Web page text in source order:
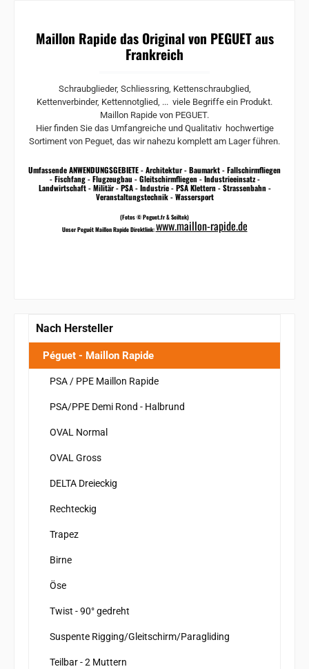
Maillon Rapide das Original von PEGUET aus
Frankreich
Schraubglieder, Schliessring, Kettenschraubglied,
Kettenverbinder, Kettennotglied, ... viele Begriffe ein Produkt.
Maillon Rapide von PEGUET.
Hier finden Sie das Umfangreiche und Qualitativ hochwertige
Sortiment von Peguet, das wir nahezu komplett am Lager führen.
Umfassende ANWENDUNGSGEBIETE - Architektur - Baumarkt - Fallschirmfliegen
- Fischfang - Flugzeugbau - Gleitschirmfliegen - Industrieeinsatz -
Landwirtschaft - Militär - PSA - Industrie - PSA Klettern - Strassenbahn -
Veranstaltungstechnik - Wassersport
(Fotos © Peguet.fr & Seiltek)
Unser Peguét Maillon Rapide Direktlink:www.maillon-rapide.de
Nach Hersteller
Péguet - Maillon Rapide
PSA / PPE Maillon Rapide
PSA/PPE Demi Rond - Halbrund
OVAL Normal
OVAL Gross
DELTA Dreieckig
Rechteckig
Trapez
Birne
Öse
Twist - 90° gedreht
Suspente Rigging/Gleitschirm/Paragliding
Teilbar - 2 Muttern